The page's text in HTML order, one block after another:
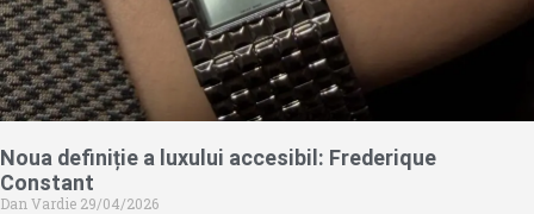
Noua definiție a luxului accesibil: Frederique
Constant
Dan Vardie 29/04/2026